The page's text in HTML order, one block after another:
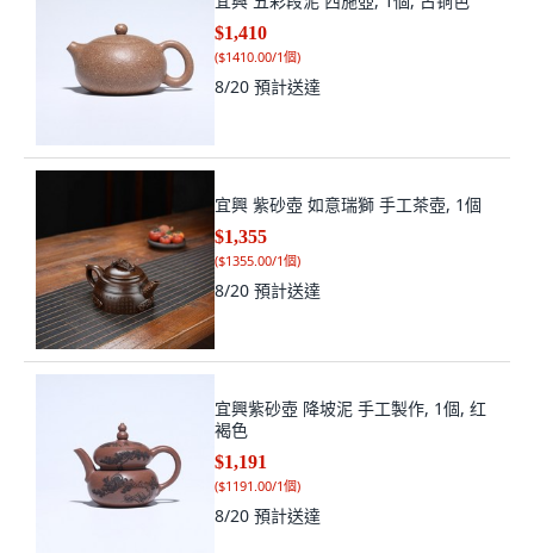
($1410.00/1個)
8/20預計送達
宜興 紫砂壺 如意瑞獅 手工茶壺, 1個
($1355.00/1個)
8/20預計送達
宜興紫砂壺 降坡泥 手工製作, 1個, 红
$1,191
($1191.00/1個
8/20預計送達